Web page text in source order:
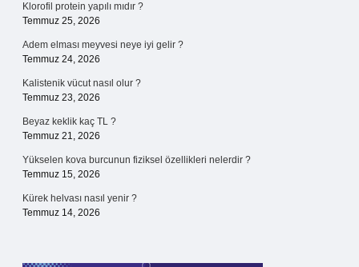
Klorofil protein yapılı mıdır ?
Temmuz 25, 2026
Adem elması meyvesi neye iyi gelir ?
Temmuz 24, 2026
Kalistenik vücut nasıl olur ?
Temmuz 23, 2026
Beyaz keklik kaç TL ?
Temmuz 21, 2026
Yükselen kova burcunun fiziksel özellikleri nelerdir ?
Temmuz 15, 2026
Kürek helvası nasıl yenir ?
Temmuz 14, 2026